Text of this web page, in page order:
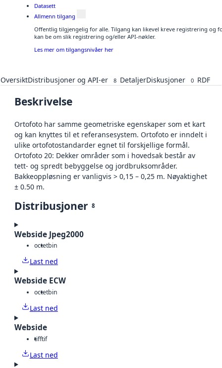
Datasett
Allmenn tilgang
Offentlig tilgjengelig for alle. Tilgang kan likevel kreve registrering og
kan be om slik registrering og/eller API-nøkler.
Les mer om tilgangsnivåer her
OversiktDistribusjoner og API-er 8 DetaljerDiskusjoner 0 RDF
Beskrivelse
Ortofoto har samme geometriske egenskaper som et kart
og kan knyttes til et referansesystem. Ortofoto er inndelt i
ulike ortofotostandarder egnet til forskjellige formål.
Ortofoto 20: Dekker områder som i hovedsak består av
tett- og spredt bebyggelse og jordbruksområder.
Bakkeoppløsning er vanligvis > 0,15 – 0,25 m. Nøyaktighet
± 0.50 m.
Distribusjoner 8
Webside Jpeg2000
octetbin
Last ned
Webside ECW
octetbin
Last ned
Webside
tifftif
Last ned